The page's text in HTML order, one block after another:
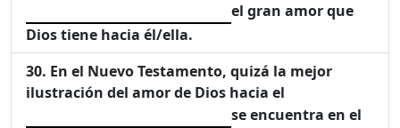
el gran amor que
Dios tiene hacia él/ella.
En el Nuevo Testamento, quizá la mejor
ilustración del amor de Dios hacia el
se encuentra en el